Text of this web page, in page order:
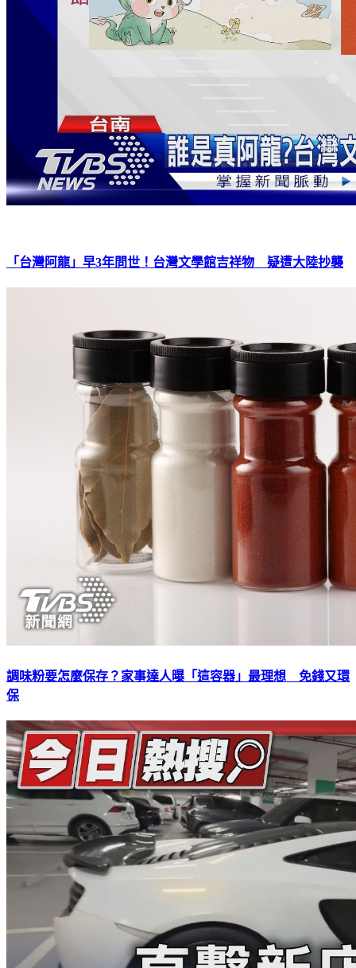
「台灣阿龍」早3年問世！台灣文學館吉祥物 疑遭大陸抄襲
調味粉要怎麼保存？家事達人曝「這容器」最理想 免錢又環
保